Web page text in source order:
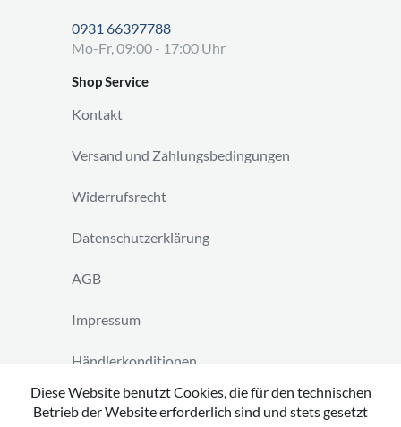
0931 66397788
Mo-Fr, 09:00 - 17:00 Uhr
Shop Service
Kontakt
Versand und Zahlungsbedingungen
Widerrufsrecht
Datenschutzerklärung
AGB
Impressum
Händlerkonditionen
Vertrag widerrufen
Diese Website benutzt Cookies, die für den technischen
Betrieb der Website erforderlich sind und stets gesetzt